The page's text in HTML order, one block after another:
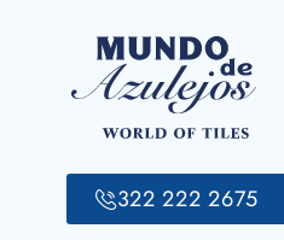
322 222 2675